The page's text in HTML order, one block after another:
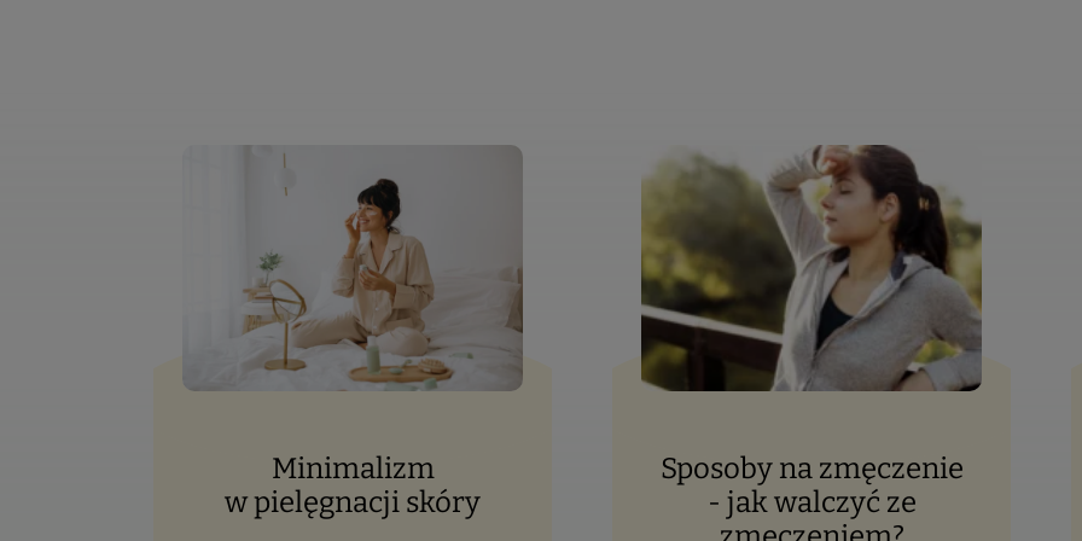
Minimalizm
w pielęgnacji skóry
Sposoby na zmęczenie
- jak walczyć ze